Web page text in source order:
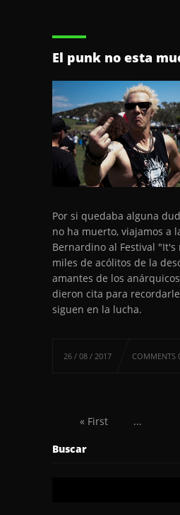
El punk no esta
Por si quedaba alguna
no ha muerto, viajamos a
Bernardino al Festival
miles de acólitos de la
amantes de los
dieron cita para
siguen en la lucha.
26 / 08 / 2017 COMMENTS
« First ...
61
Buscar